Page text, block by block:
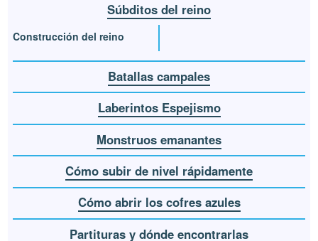
Súbditos del reino
Construcción del reino
Batallas campales
Laberintos Espejismo
Monstruos emanantes
Cómo subir de nivel rápidamente
Cómo abrir los cofres azules
Partituras y dónde encontrarlas